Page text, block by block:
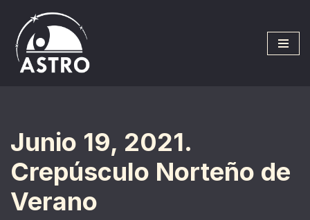
Saltar
al
contenido
Junio 19, 2021.
Crepúsculo Norteño de
Verano